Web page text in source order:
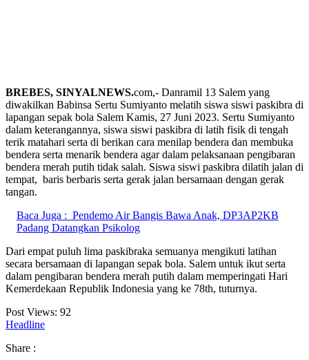
BREBES, SINYALNEWS.com,- Danramil 13 Salem yang
diwakilkan Babinsa Sertu Sumiyanto melatih siswa siswi paskibra di
lapangan sepak bola Salem Kamis, 27 Juni 2023. Sertu Sumiyanto
dalam keterangannya, siswa siswi paskibra di latih fisik di tengah
terik matahari serta di berikan cara menilap bendera dan membuka
bendera serta menarik bendera agar dalam pelaksanaan pengibaran
bendera merah putih tidak salah. Siswa siswi paskibra dilatih jalan di
tempat, baris berbaris serta gerak jalan bersamaan dengan gerak
tangan.
Baca Juga : Pendemo Air Bangis Bawa Anak, DP3AP2KB
Padang Datangkan Psikolog
Dari empat puluh lima paskibraka semuanya mengikuti latihan
secara bersamaan di lapangan sepak bola. Salem untuk ikut serta
dalam pengibaran bendera merah putih dalam memperingati Hari
Kemerdekaan Republik Indonesia yang ke 78th, tuturnya.
Post Views: 92
Headline
Share :